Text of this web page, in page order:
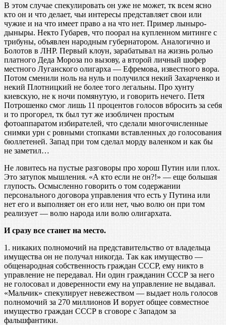
В этом случае спекулировать он уже не может, тк всем ясно
кто он и что делает, чьи интересы представляет свои или
чужие и на что имеет право а на что нет. Пример лыныро-
дыныры. Некто Губарев, что поорал на купленном митинге с
трибуны, объявлен народным губернатором. Аналогично и
Болотов в ЛНР. Первый клоун, зарабатывал на жизнь ролью
платного Деда Мороза по вызову, а второй личный шофер
местного Луганского олигарха — Ефремова, известного вора.
Потом сменили ноль на нуль и получился некий Захарченко и
некий Плотницкий не более того легальны. Про хунту
киевскую, не к ночи помянутую, и говорить нечего. Петя
Потрошенко смог лишь 11 процентов голосов вбросить за себя
и то прогорел, тк был тут же изобличен простым
фотоаппаратом избирателей, что сделали многочисленные
снимки урн с ровными стопками вставленных до голосования
бюллетеней. Запад при том сделал морду валенком и как бы
не заметил…
Не ловитесь на пустые разговоры про хорош Путин или плох.
Это затупок мышления. «А кто если не он?!» — еще большая
глупость. Осмысленно говорить о том содержании
персонального договора управления что есть у Путина или
нет его и выполняет он его или нет, чью волю он при том
реализует — волю народа или волю олигархата.
И сразу все станет на место.
1. никаких полномочий на представительство от владельца
имущества он не получал никогда. Так как имущество —
общенародная собственность граждан СССР, ему никто в
управление не передавал. Ни один гражданин СССР за него
не голосовал и доверенности ему на управление не выдавал.
«Мальчик» спекулирует невежеством — выдает ноль голосов
полномочий за 270 миллионов И ворует общее совместное
имущество граждан СССР в сговоре с Западом за
фальшфантики.